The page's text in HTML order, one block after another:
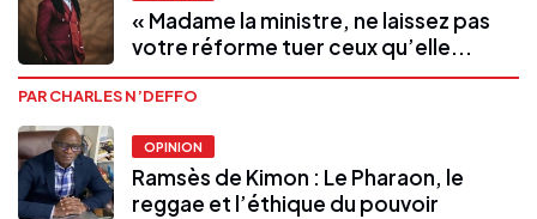
« Madame la ministre, ne laissez pas
votre réforme tuer ceux qu’elle...
PAR CHARLES N’DEFFO
OPINION
Ramsès de Kimon : Le Pharaon, le
reggae et l’éthique du pouvoir